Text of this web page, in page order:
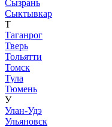
Сызрань
Сыктывкар
Т
Таганрог
Тверь
Тольятти
Томск
Тула
Тюмень
У
Улан-Удэ
Ульяновск